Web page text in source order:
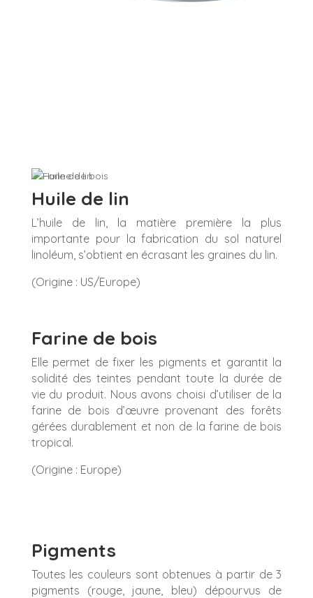
Huile de lin
L’huile de lin, la matière première la plus
importante pour la fabrication du sol naturel
linoléum, s’obtient en écrasant les graines du lin.
(Origine : US/Europe)
Farine de bois
Elle permet de fixer les pigments et garantit la
solidité des teintes pendant toute la durée de
vie du produit. Nous avons choisi d’utiliser de la
farine de bois d’œuvre provenant des forêts
gérées durablement et non de la farine de bois
tropical.
(Origine : Europe)
Pigments
Toutes les couleurs sont obtenues à partir de 3
pigments (rouge, jaune, bleu) dépourvus de